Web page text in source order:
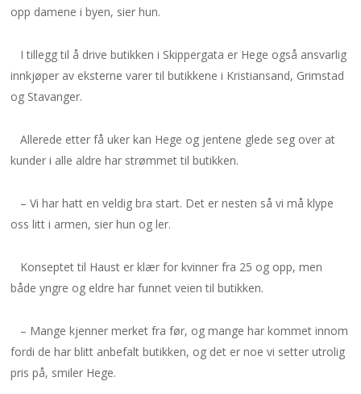
opp damene i byen, sier hun.
I tillegg til å drive butikken i Skippergata er Hege også ansvarlig
innkjøper av eksterne varer til butikkene i Kristiansand, Grimstad
og Stavanger.
Allerede etter få uker kan Hege og jentene glede seg over at
kunder i alle aldre har strømmet til butikken.
– Vi har hatt en veldig bra start. Det er nesten så vi må klype
oss litt i armen, sier hun og ler.
Konseptet til Haust er klær for kvinner fra 25 og opp, men
både yngre og eldre har funnet veien til butikken.
– Mange kjenner merket fra før, og mange har kommet innom
fordi de har blitt anbefalt butikken, og det er noe vi setter utrolig
pris på, smiler Hege.